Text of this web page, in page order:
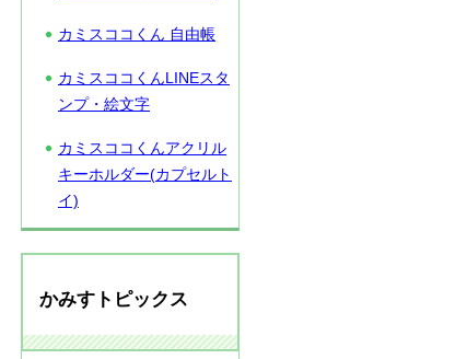
カミスココくん 自由帳
カミスココくんLINEスタ
ンプ・絵文字
カミスココくんアクリル
キーホルダー(カプセルト
イ)
かみすトピックス